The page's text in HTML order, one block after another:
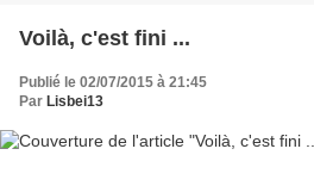
Voilà, c'est fini ...
Publié le 02/07/2015 à 21:45
Par Lisbei13